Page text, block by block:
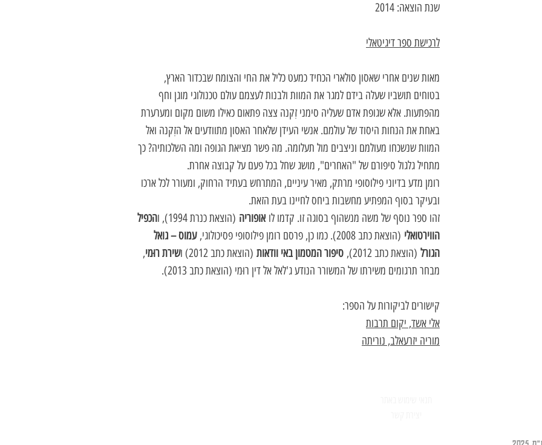
שנת הוצאה: 2014
לרכישת ספר דיגיטאלי
מאות שנים אחרי שאסון סולארי הכחיד כמעט כליל את החי והצומח שבכדור הארץ,
בטוחים תושביו שעלה בידם למגר את המוות ולבנות לעצמם עולם טכנולוגי מוגן וחף
מהפתעות. אלא שגופת אדם שעליה סימני זִקנה צצה פתאום כאילו משום מקום ומערערת
באחת את הנחות היסוד של עולמם. אנשי העידן שלאחר האסון מתוודעים אל הזִקנה ואל
המוות שנשכחו מעולמם וניצבים מול תעלומה. מה פשר מציאת הגופה ומה השלכותיה? כך
מתחיל גלגול סיפורם של "האחרים", מושג שחל בכל פעם על קבוצה אחרת.
רומן מדע בדיוני פילוסופי מרתק, מאיר עיניים, המתרחש בעתיד הרחוק, ומעורר לכל ארכו
ובעיקר בסוף המפתיע מחשבות ביחס לחיינו בעת הזאת.
זהו ספר נוסף של משה מנשהוף בסוגה זו. קדמו לו אופוריה (הוצאת כנרת 1994), ו
הכפיל
הווירטואלי (הוצאת כתב 2008). כמו כן, פרסם רומן פילוסופי פסיכולוגי,
עמוס – גואל
הגורל (הוצאת כתב 2012), סיפור המטמון באי וודאות (הוצאת כתב 2012) ו שירת רוּמי,
מבחר תרגומים משירתו של המשורר הנודע ג'לאל אל דין רוּמי (הוצאת כתב 2013).
קישורים לביקורות על הספר:
אלי אשד, יקום תרבות
מוריה יזרעאלב, נוריתה